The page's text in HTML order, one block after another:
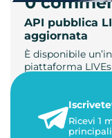
API pubblica
aggiornata
È disponibile
piattaforma
23 maggio 2026
1 minuto di lettura
Ricevi 1
principali